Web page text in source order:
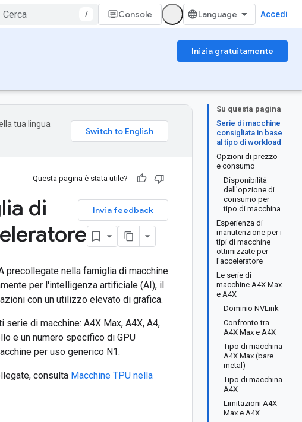
/ Console Accedi
Inizia gratuitamente
Su questa pagina
Serie di macchine
consigliata in base
al tipo di workload
Opzioni di prezzo
e consumo
Disponibilità
dell'opzione di
consumo per
tipo di macchina
Esperienza di
manutenzione per i
tipi di macchine
ottimizzate per
l'acceleratore
Le serie di
macchine A4X Max
e A4X
Dominio NVLink
Confronto tra
A4X Max e A4X
Tipo di macchina
A4X Max (bare
metal)
Tipo di macchina
A4X
Limitazioni A4X
Max e A4X
tua lingua
Questa pagina è stata utile?
Invia feedback
di
precollegate nella famiglia di macchine
per l'intelligenza artificiale (AI), il
con un utilizzo elevato di grafica.
di macchine: A4X Max, A4X, A4,
e un numero specifico di GPU
per uso generico N1.
consulta Macchine TPU nella